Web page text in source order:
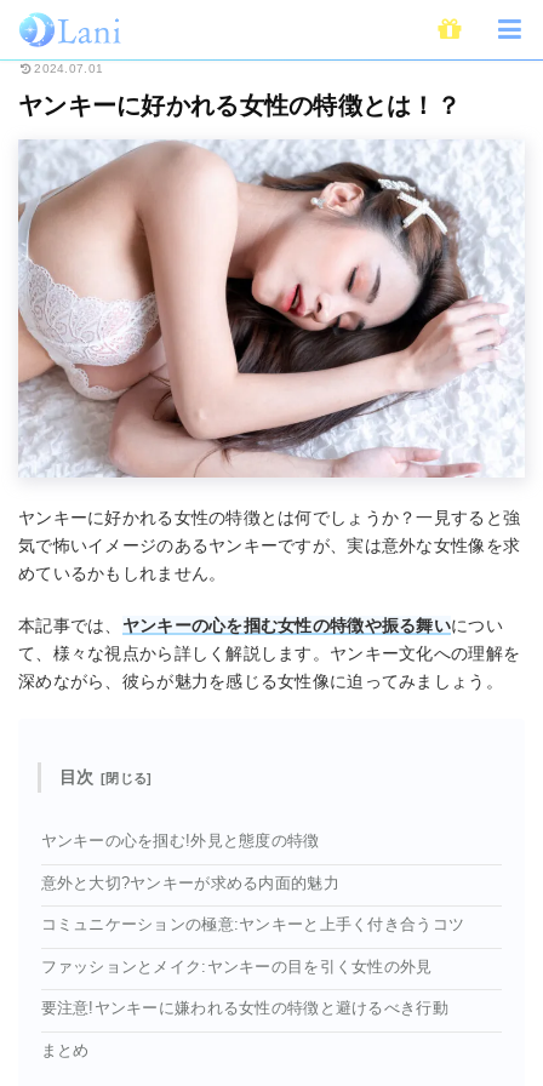
ホーム 恋愛
2024.07.01
ヤンキーに好かれる女性の特徴とは！？
ヤンキーに好かれる女性の特徴とは何でしょうか？一見すると強
気で怖いイメージのあるヤンキーですが、実は意外な女性像を求
めているかもしれません。
本記事では、 ヤンキーの心を掴む女性の特徴や振る舞いについ
て、様々な視点から詳しく解説します。ヤンキー文化への理解を
深めながら、彼らが魅力を感じる女性像に迫ってみましょう。
目次
ヤンキーの心を掴む!外見と態度の特徴
意外と大切?ヤンキーが求める内面的魅力
コミュニケーションの極意:ヤンキーと上手く付き合うコツ
ファッションとメイク:ヤンキーの目を引く女性の外見
要注意!ヤンキーに嫌われる女性の特徴と避けるべき行動
まとめ